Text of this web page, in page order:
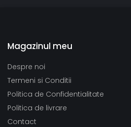
Magazinul meu
Despre noi
Termeni si Conditii
Politica de Confidentialitate
Politica de livrare
Contact